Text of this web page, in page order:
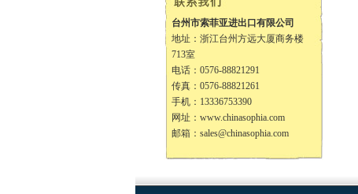
台州市索菲亚进出口有限公司
地址：浙江台州方远大厦商务楼
713室
电话：0576-88821291
传真：0576-88821261
手机：13336753390
网址： www.chinasophia.com
邮箱： sales@chinasophia.com